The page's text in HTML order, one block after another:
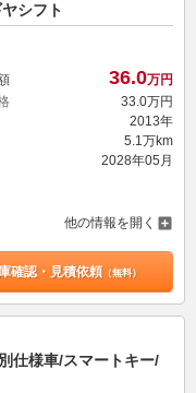
シフト
36.0万円
33.0万円
2013年
5.1万km
2028年05月
他の情報を開く
確認・見積依頼（無料）
仕様車/スマートキー/